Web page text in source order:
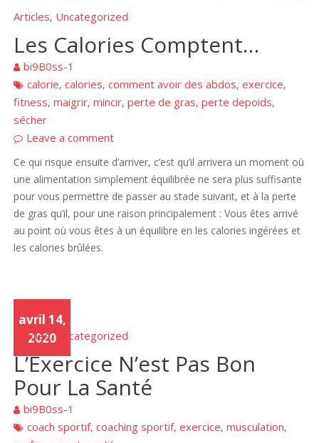
Articles, Uncategorized
Les Calories Comptent…
bi9B0ss-1
calorie,calories,comment avoir des abdos,exercice,
fitness,maigrir,mincir,perte de gras,perte depoids,
sécher
Leave a comment
Ce qui risque ensuite d’arriver, c’est qu’il arrivera un moment où
une alimentation simplement équilibrée ne sera plus suffisante
pour vous permettre de passer au stade suivant, et à la perte
de gras qu’il, pour une raison principalement : Vous êtes arrivé
au point où vous êtes à un équilibre en les calories ingérées et
les calories brûlées.
avril 14,
2020
Articles,Uncategorized
L’Exercice N’est Pas Bon
Pour La Santé
bi9B0ss-1
coach sportif,coaching sportif,exercice,musculation,